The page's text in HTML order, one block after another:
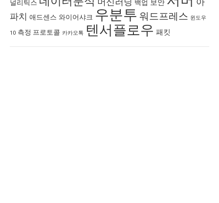
널리틱스
백업 보안
파치 애드센스 와이어샤크 우분투 워드프레스 윈도우
10 측정 프로토콜 카카오톡 텐서플로우 패킷